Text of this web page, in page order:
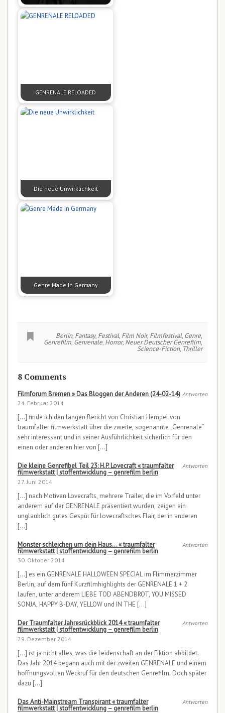
GENRENALE RELOADED
Die neue Unwirklichkeit
Genre Made In Germany
Berlin, Fantasy, Festival, Film Noir, Filmfestival, Genre,
Genrefilm, Genrenale, Horror, Neuer Deutscher Genrefilm,
Science-Fiction, Thriller
8 Comments
Antworten
Filmforum Bremen » Das Bloggen der Anderen (24-02-14)
24. Februar 2014
[…] finde ich den langen Bericht von Christian Hempel von
traumfalter filmwerkstatt über die zweite, sogenannte „Genrenale“
sehr interessant und in seiner Ausführlichkeit sicherlich für den
einen oder anderen hier von […]
Antworten
Die kleine Genrefibel Teil 23: H.P. Lovecraft « traumfalter
filmwerkstatt | stoffentwicklung – genrefilm berlin
27. Juni 2014
[…] nach Motiven Lovecrafts, mehrere Trailer, die im Vorfeld unter
anderem auf der GENRENALE präsentiert wurden, zeigen ein
unglaublich gutes Gespür für lovecraftsches Flair, der in anderen
[…]
Antworten
Monster schleichen um dein Haus… « traumfalter
filmwerkstatt | stoffentwicklung – genrefilm berlin
30. Oktober 2014
[…] es ein GENRENALE HALLOWEEN SPECIAL im Flimmerzimmer
Berlin, auf dem fünf Kurzfilmhighlights der GENRENALE 1 + 2
laufen, unter anderem LIEBE TOD ABENDBROT, YOU MISSED
SONJA, HAPPY B-DAY, YELLOW und IN THE […]
Antworten
Der Traumfalter Jahresrückblick 2014 « traumfalter
filmwerkstatt | stoffentwicklung – genrefilm berlin
29. Dezember 2014
[…] ist ja nicht alles, was die Leidenschaft an der Fiktion abbildet.
Das Jahr 2014 begann auch mit der zweiten GENRENALE und einem
hoffnungsvollen Weckruf für den deutschen Genrefilm. Doch später
dazu […]
Antworten
Das Anti-Mainstream Transpirant « traumfalter
filmwerkstatt | stoffentwicklung – genrefilm berlin